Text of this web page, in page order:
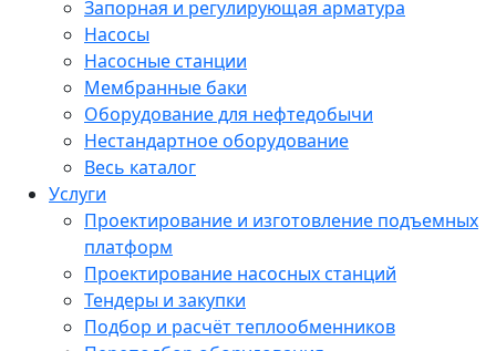
Запорная и регулирующая арматура
Насосы
Насосные станции
Мембранные баки
Оборудование для нефтедобычи
Нестандартное оборудование
Весь каталог
Услуги
Проектирование и изготовление подъемных
платформ
Проектирование насосных станций
Тендеры и закупки
Подбор и расчёт теплообменников